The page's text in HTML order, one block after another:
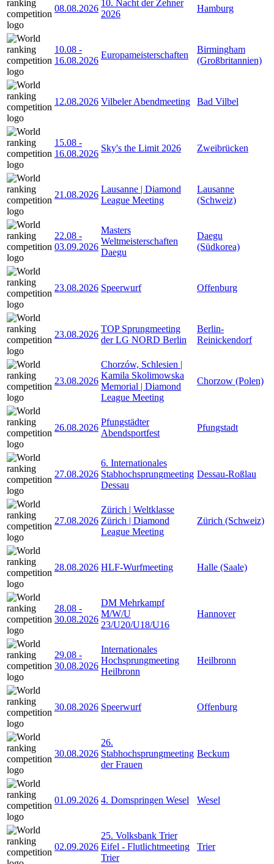
08.08.2026
10. Nacht der Zehner
2026
Hamburg
10.08 -
16.08.2026
Europameisterschaften
Birmingham
(Großbritannien)
12.08.2026 Vilbeler Abendmeeting Bad Vilbel
15.08 -
16.08.2026
Sky's the Limit 2026 Zweibrücken
21.08.2026
Lausanne | Diamond
League Meeting
Lausanne
(Schweiz)
22.08 -
03.09.2026
Masters
Weltmeisterschaften
Daegu
Daegu
(Südkorea)
23.08.2026 Speerwurf Offenburg
23.08.2026
TOP Sprungmeeting
der LG NORD Berlin
Berlin-
Reinickendorf
23.08.2026
Chorzów, Schlesien |
Kamila Skolimowska
Memorial | Diamond
League Meeting
Chorzow (Polen)
26.08.2026
Pfungstädter
Abendsportfest
Pfungstadt
27.08.2026
6. Internationales
Stabhochsprungmeeting
Dessau
Dessau-Roßlau
27.08.2026
Zürich | Weltklasse
Zürich | Diamond
League Meeting
Zürich (Schweiz)
28.08.2026 HLF-Wurfmeeting Halle (Saale)
28.08 -
30.08.2026
DM Mehrkampf
M/W/U
23/U20/U18/U16
Hannover
29.08 -
30.08.2026
Internationales
Hochsprungmeeting
Heilbronn
Heilbronn
30.08.2026 Speerwurf Offenburg
30.08.2026
26.
Stabhochsprungmeeting
der Frauen
Beckum
01.09.2026 4. Domspringen Wesel Wesel
02.09.2026
25. Volksbank Trier
Eifel - Flutlichtmeeting
Trier
Trier